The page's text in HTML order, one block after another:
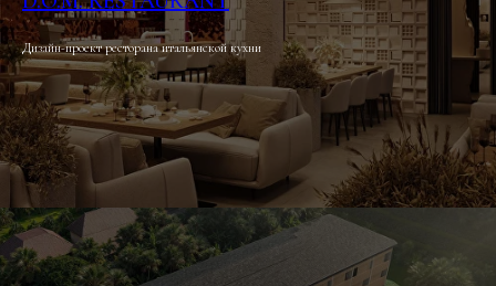
Дизайн-проект ресторана итальянской кухни